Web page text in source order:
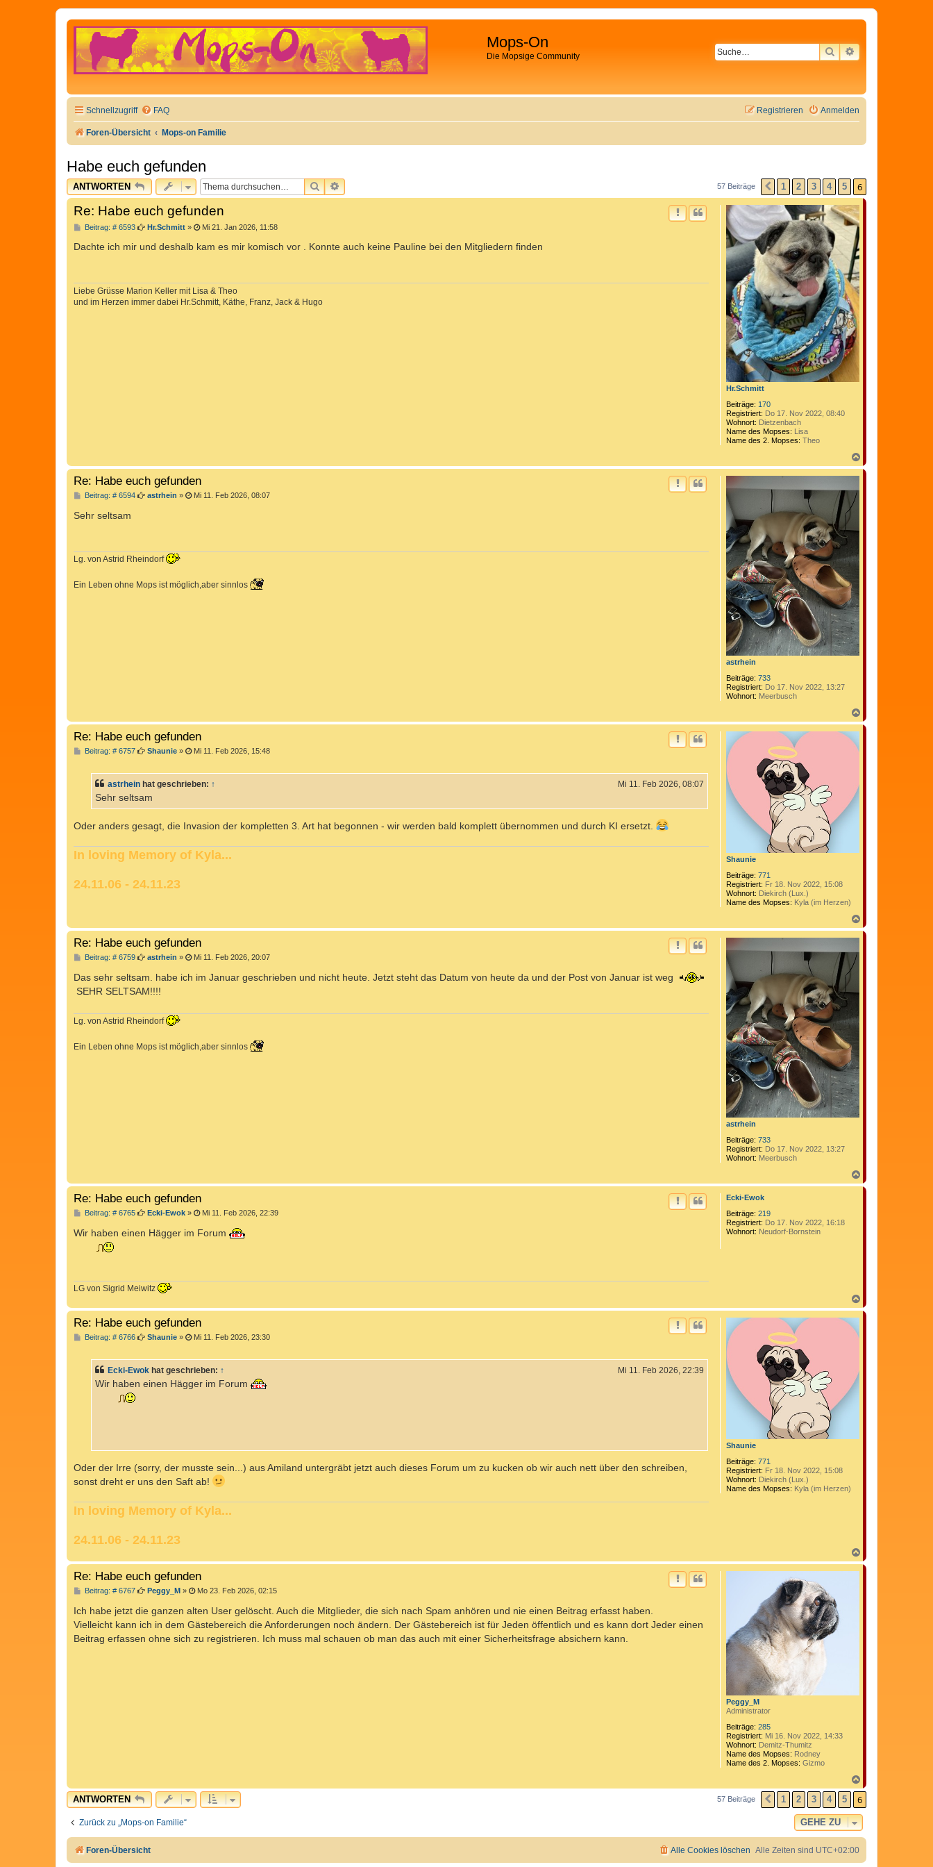
Mops-On
Die Mopsige Community SUCHEERWEITERTE
Schnellzugriff FAQ Anmelden
Registrieren
Foren-Übersicht Mops-on Familie
Habe euch gefunden
ANTWORTEN SUCHEERWEITERTE SUCHE 57 Beiträge VORHERIGE
1 2 3 4 5 6
Hr.Schmitt
Beiträge: 170
Registriert: Do 17. Nov 2022, 08:40
Wohnort: Dietzenbach
Name des Mopses: Lisa
Name des 2. Mopses: Theo
Re: Habe euch gefunden
Beitrag: # 6593B
i
Hr.Schmitt» Mi 21. Jan 2026, 11:58
Dachte ich mir und deshalb kam es mir komisch vor . Konnte auch keine Pauline bei den Mitgliedern finden
Liebe Grüsse Marion Keller mit Lisa & Theo
und im Herzen immer dabei Hr.Schmitt, Käthe, Franz, Jack & Hugo
a
c
astrhein
Beiträge: 733
Registriert: Do 17. Nov 2022, 13:27
Wohnort: Meerbusch
Re: Habe euch gefunden
Beitrag: # 6594B
astrhein » Mi 11. Feb 2026, 08:07
Sehr seltsam
Lg. von Astrid Rheindorf
Ein Leben ohne Mops ist möglich,aber sinnlos
a
c
Shaunie
Beiträge: 771
Registriert: Fr 18. Nov 2022, 15:08
Wohnort: Diekirch (Lux.)
Name des Mopses: Kyla (im Herzen)
Re: Habe euch gefunden
Beitrag: # 6757B
r
a
Shaunie» Mi 11. Feb 2026, 15:48
astrhein hat geschrieben: ↑ Mi 11. Feb 2026, 08:07
Sehr seltsam
Oder anders gesagt, die Invasion der kompletten 3. Art hat begonnen - wir werden bald komplett übernommen und durch KI ersetzt.
In loving Memory of Kyla...
24.11.06 - 24.11.23
a
c
astrhein
Beiträge: 733
Registriert: Do 17. Nov 2022, 13:27
Wohnort: Meerbusch
Re: Habe euch gefunden
Beitrag: # 6759B
i
r
astrhein » Mi 11. Feb 2026, 20:07
Das sehr seltsam. habe ich im Januar geschrieben und nicht heute. Jetzt steht das Datum von heute da und der Post von Januar ist weg
SEHR SELTSAM!!!!
Lg. von Astrid Rheindorf
Ein Leben ohne Mops ist möglich,aber sinnlos
a
c
Ecki-Ewok
Beiträge: 219
Registriert: Do 17. Nov 2022, 16:18
Wohnort: Neudorf-Bornstein
Re: Habe euch gefunden
Beitrag: # 6765B
i
t
Ecki-Ewok» Mi 11. Feb 2026, 22:39
Wir haben einen Hägger im Forum
LG von Sigrid Meiwitz
a
c
Shaunie
Beiträge: 771
Registriert: Fr 18. Nov 2022, 15:08
Wohnort: Diekirch (Lux.)
Name des Mopses: Kyla (im Herzen)
Re: Habe euch gefunden
Beitrag: # 6766B
r
a
Shaunie» Mi 11. Feb 2026, 23:30
Ecki-Ewok hat geschrieben: ↑ Mi 11. Feb 2026, 22:39
Wir haben einen Hägger im Forum
Oder der Irre (sorry, der musste sein...) aus Amiland untergräbt jetzt auch dieses Forum um zu kucken ob wir auch nett über den schreiben,
sonst dreht er uns den Saft ab!
In loving Memory of Kyla...
24.11.06 - 24.11.23
a
c
Peggy_M
Administrator
Beiträge: 285
Registriert: Mi 16. Nov 2022, 14:33
Wohnort: Demitz-Thumitz
Name des Mopses: Rodney
Name des 2. Mopses: Gizmo
Re: Habe euch gefunden
Beitrag: # 6767B
r
g
Peggy_M » Mo 23. Feb 2026, 02:15
Ich habe jetzt die ganzen alten User gelöscht. Auch die Mitglieder, die sich nach Spam anhören und nie einen Beitrag erfasst haben.
Vielleicht kann ich in dem Gästebereich die Anforderungen noch ändern. Der Gästebereich ist für Jeden öffentlich und es kann dort Jeder einen
Beitrag erfassen ohne sich zu registrieren. Ich muss mal schauen ob man das auch mit einer Sicherheitsfrage absichern kann.
a
h
o
b
e
ANTWORTEN 57 Beiträge VORHERIGE
1 2 3 4 5 6
Zurück zu „Mops-on Familie“ GEHE ZU
Foren-Übersicht Alle Zeiten sind UTC+02:00
Alle Cookies löschen